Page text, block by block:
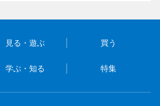
見る・遊ぶ 買う
学ぶ・知る 特集